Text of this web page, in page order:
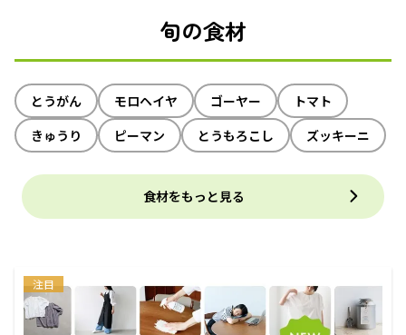
旬の食材
とうがん モロヘイヤ ゴーヤー
トマト
きゅうり
ピーマン とうもろこし ズッキーニ
食材をもっと見る
注目